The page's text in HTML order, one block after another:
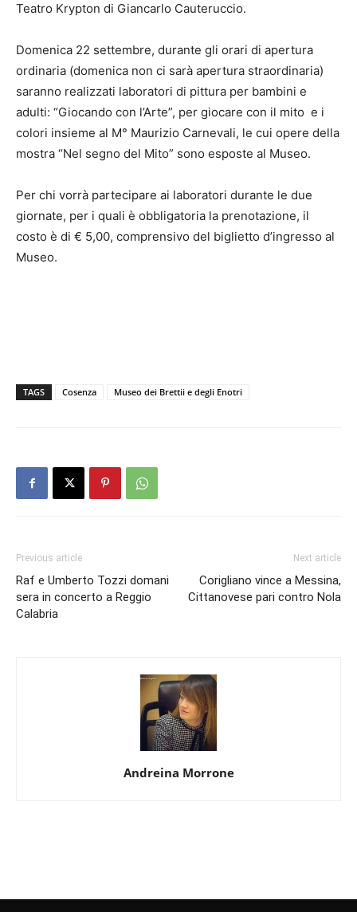
Teatro Krypton di Giancarlo Cauteruccio.
Domenica 22 settembre, durante gli orari di apertura
ordinaria (domenica non ci sarà apertura straordinaria)
saranno realizzati laboratori di pittura per bambini e
adulti: “Giocando con l’Arte”, per giocare con il mito e i
colori insieme al M° Maurizio Carnevali, le cui opere della
mostra “Nel segno del Mito” sono esposte al Museo.
Per chi vorrà partecipare ai laboratori durante le due
giornate, per i quali è obbligatoria la prenotazione, il
costo è di € 5,00, comprensivo del biglietto d’ingresso al
Museo.
TAGS Cosenza Museo dei Brettii e degli Enotri
Previous article
Raf e Umberto Tozzi domani
sera in concerto a Reggio
Calabria
Next article
Corigliano vince a Messina,
Cittanovese pari contro Nola
Andreina Morrone